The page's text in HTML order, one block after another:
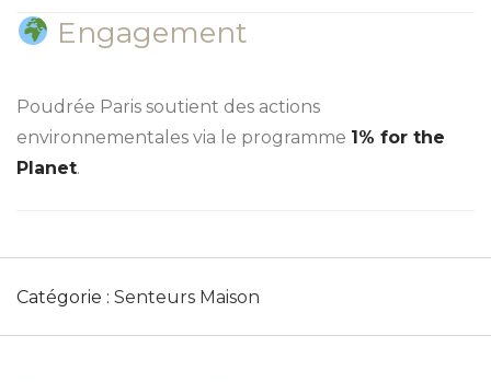
Engagement
Poudrée Paris soutient des actions
environnementales via le programme 1% for the
Planet.
Catégorie : Senteurs Maison